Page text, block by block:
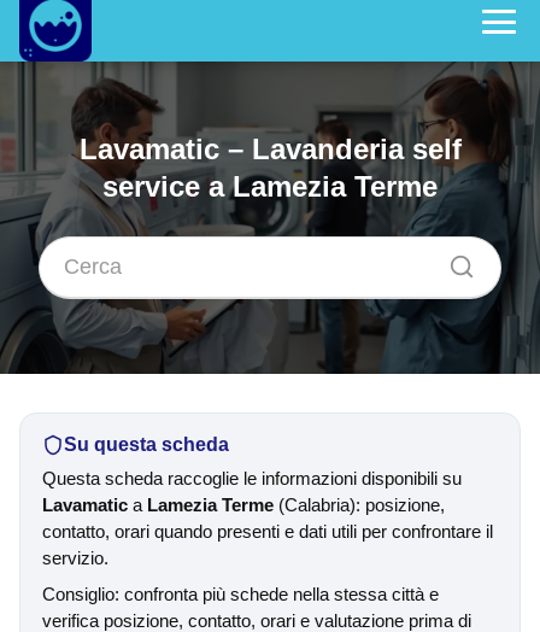
Lavamatic – Lavanderia self
service a Lamezia Terme
Su questa scheda
Questa scheda raccoglie le informazioni disponibili su
Lavamatic a Lamezia Terme (Calabria): posizione,
contatto, orari quando presenti e dati utili per confrontare il
servizio.
Consiglio: confronta più schede nella stessa città e
verifica posizione, contatto, orari e valutazione prima di